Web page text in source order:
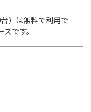
）は無料で利用で
です。